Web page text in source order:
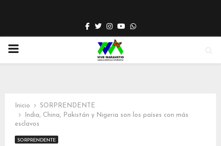
Facebook
TwitterInstagram
YoutubeWhatsapp
PRIMARY
Inicio
SORPRENDENTE
India, China, Pakistán y Nigeria son los países con más
esclavos
SORPRENDENTE